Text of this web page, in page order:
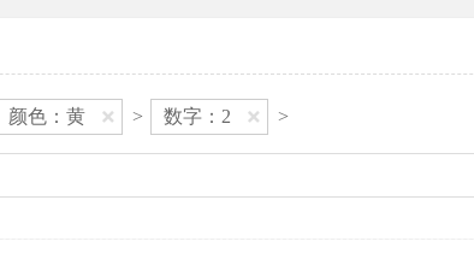
颜色：黄 > 数字：2 >